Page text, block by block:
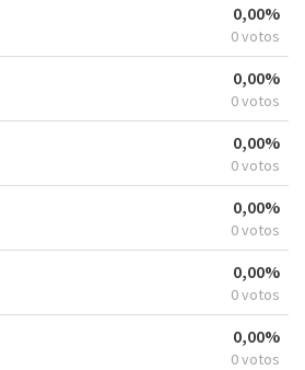
0,00%
0 votos
0,00%
0 votos
0,00%
0 votos
0,00%
0 votos
0,00%
0 votos
0,00%
0 votos